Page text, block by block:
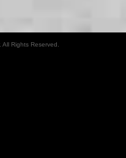
Rights Reserved.